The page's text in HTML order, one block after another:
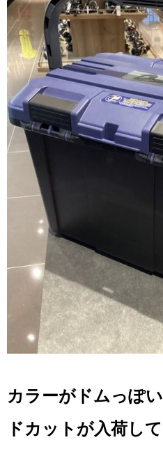
カラーがドムっぽ
ドカットが入荷し